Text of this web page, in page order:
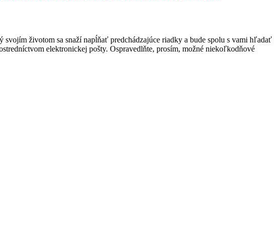
životom sa snaží napĺňať predchádzajúce riadky a bude spolu s vami hľadať
elektronickej pošty. Ospravedlňte, prosím, možné niekoľkodňové